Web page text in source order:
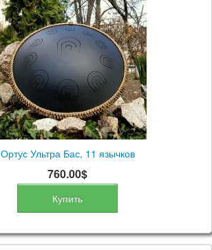
Ортус Ультра Бас, 11 язычков
760.00$
Купить